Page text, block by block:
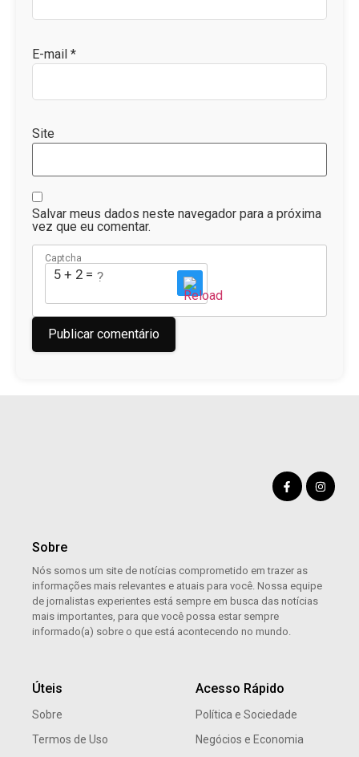
E-mail *
Site
Salvar meus dados neste navegador para a próxima
vez que eu comentar.
Captcha
5 + 2 = ?
Sobre
Nós somos um site de notícias comprometido em trazer as
informações mais relevantes e atuais para você. Nossa equipe
de jornalistas experientes está sempre em busca das notícias
mais importantes, para que você possa estar sempre
informado(a) sobre o que está acontecendo no mundo.
Úteis
Sobre
Termos de Uso
Acesso Rápido
Política e Sociedade
Negócios e Economia